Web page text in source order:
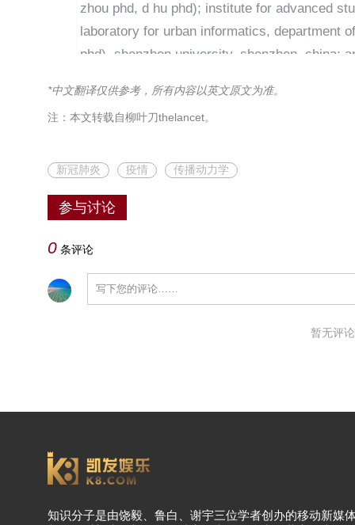
zhou phd, d hu phd); institute for advanced
laboratory for urban informatics, department
phd), shenzhen university, shenzhen, china;
correspondence to:
dr jizhe xia, guangdong key laboratory for
*中文翻译仅供参考，所有内容以英文原文为准。
注：本文转载自柳叶刀thelancet。
新冠肺炎 疫情 传播动力学
参与讨论
0 条评论
暂无评
知识分子是由饶毅、鲁白、谢宇三位学者创办的移动新媒